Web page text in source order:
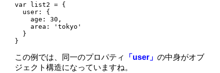
var list2 = {
  user: {
    age: 30,
    area: 'tokyo'
  }
}
この例では、同一のプロパティ 「user」の中身がオブ
ジェクト構造になっていますね。